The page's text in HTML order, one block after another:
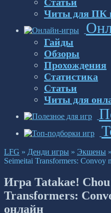
Читы для ПК
Гайды
Обзоры
Прохождения
Статистика
Статьи
Читы для
LFG » Денди игры » Экшены »
Seimeitai Transformers:
Игра Tatakae!
Transformers:
онлайн